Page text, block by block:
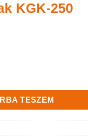
KGK-250
TESZEM